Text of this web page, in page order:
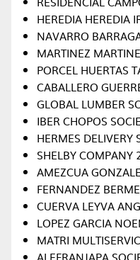
HEREDIA HEREDIA
NAVARRO
MARTINEZ
PORCEL HUERTAS
CABALLERO
GLOBAL LUMBER
IBER CHOPOS
HERMES DELIVERY
SHELBY COMPANY
AMEZCUA
FERNANDEZ
CUERVA LEYVA
LOPEZ GARCIA
MATRI